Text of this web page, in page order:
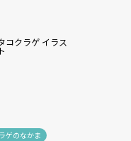
ゲのなかま